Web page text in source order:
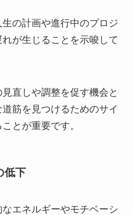
の計画や進行中のプロジ
が生じることを示唆して
直しや調整を促す機会と
筋を見つけるためのサイ
とが重要です。
低下
エネルギーやモチベーシ